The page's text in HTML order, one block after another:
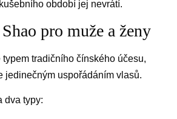
období jej nevrátí.
pro muže a ženy
tradičního čínského účesu,
jedinečným uspořádáním vlasů.
dva typy: